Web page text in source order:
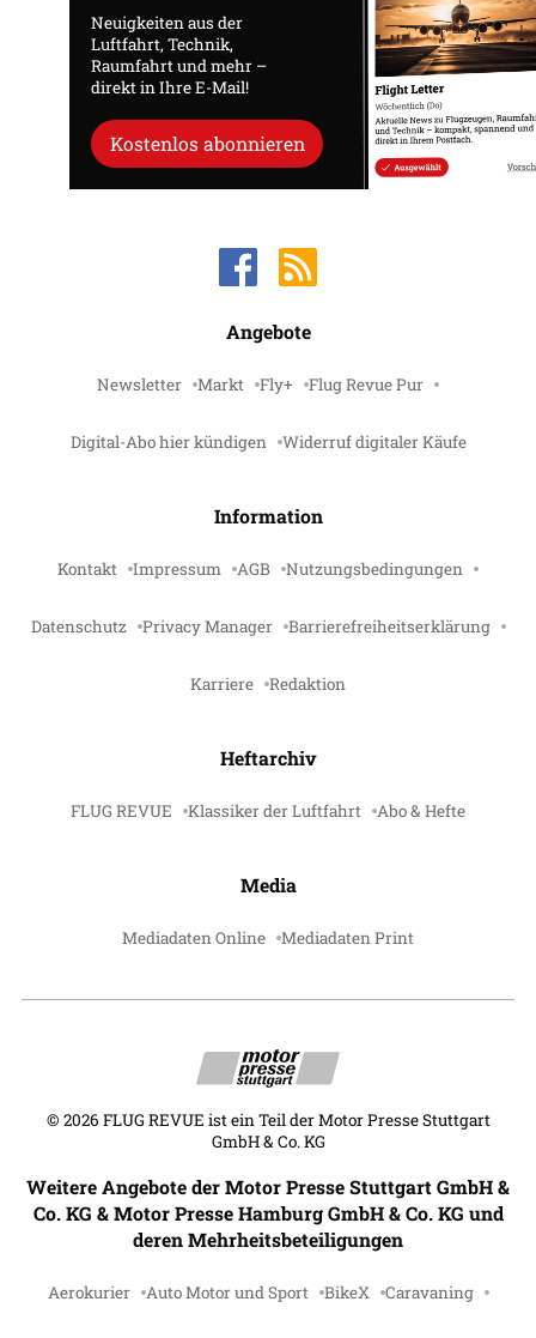
Neuigkeiten aus der
Luftfahrt, Technik,
Raumfahrt und mehr –
direkt in Ihre E-Mail!
Kostenlos abonnieren
Angebote
Newsletter Markt Fly+ Flug Revue Pur
Digital-Abo hier kündigen Widerruf digitaler Käufe
Information
Kontakt Impressum AGB Nutzungsbedingungen
Datenschutz Privacy Manager Barrierefreiheitserklärung
Karriere Redaktion
Heftarchiv
FLUG REVUE Klassiker der Luftfahrt Abo & Hefte
Media
Mediadaten Online Mediadaten Print
© 2026 FLUG REVUE ist ein Teil der Motor Presse Stuttgart
GmbH & Co. KG
Weitere Angebote der Motor Presse Stuttgart GmbH &
Co. KG & Motor Presse Hamburg GmbH & Co. KG und
deren Mehrheitsbeteiligungen
Aerokurier Auto Motor und Sport BikeX Caravaning